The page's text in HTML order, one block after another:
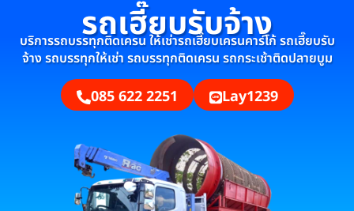
รถเฮี๊ยบรับจ้าง
บริการรถบรรทุกติดเครน ให้เช่ารถเฮี๊ยบเครนคาร์โก้ รถเฮี๊ยบรับ
จ้าง รถบรรทุกให้เช่า รถบรรทุกติดเครน รถกระเช้าติดปลายบูม
085 622 2251 Lay1239